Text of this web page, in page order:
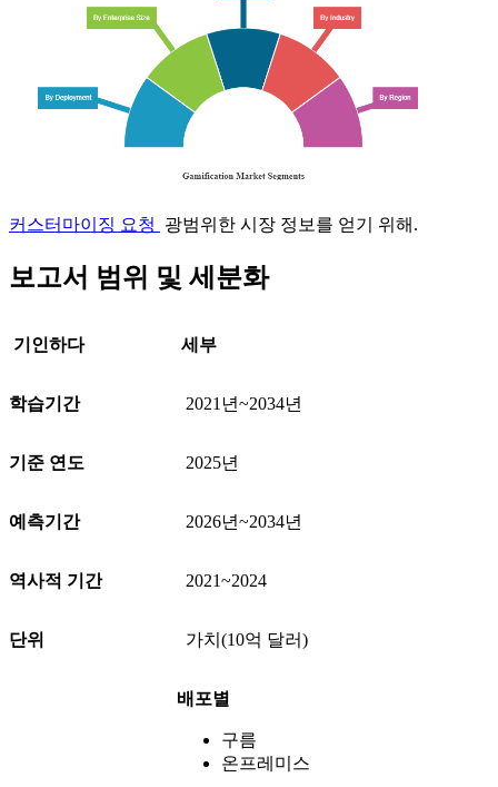
커스터마이징 요청 광범위한 시장 정보를 얻기 위해.
보고서 범위 및 세분화
기인하다 세부
학습기간 2021년~2034년
기준 연도 2025년
예측기간 2026년~2034년
역사적 기간 2021~2024
단위 가치(10억 달러)
배포별
구름
온프레미스